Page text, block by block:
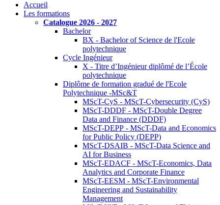
Accueil
Les formations
Catalogue 2026 - 2027
Bachelor
BX - Bachelor of Science de l'Ecole
polytechnique
Cycle Ingénieur
X - Titre d’Ingénieur diplômé de l’École
polytechnique
Diplôme de formation gradué de l'Ecole
Polytechnique -MSc&T
MScT-CyS - MScT-Cybersecurity (CyS)
MScT-DDDF - MScT-Double Degree
Data and Finance (DDDF)
MScT-DEPP - MScT-Data and Economics
for Public Policy (DEPP)
MScT-DSAIB - MScT-Data Science and
AI for Business
MScT-EDACF - MScT-Economics, Data
Analytics and Corporate Finance
MScT-EESM - MScT-Environmental
Engineering and Sustainability
Management